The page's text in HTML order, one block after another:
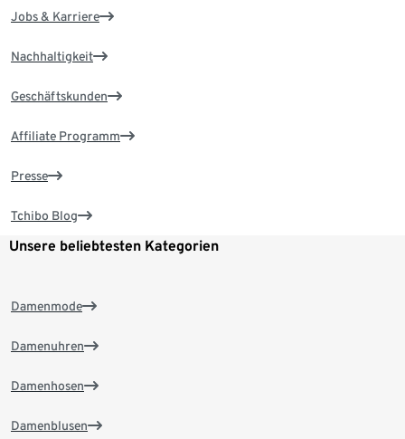
Jobs & Karriere
Nachhaltigkeit
Geschäftskunden
Affiliate Programm
Presse
Tchibo Blog
Unsere beliebtesten Kategorien
Damenmode
Damenuhren
Damenhosen
Damenblusen